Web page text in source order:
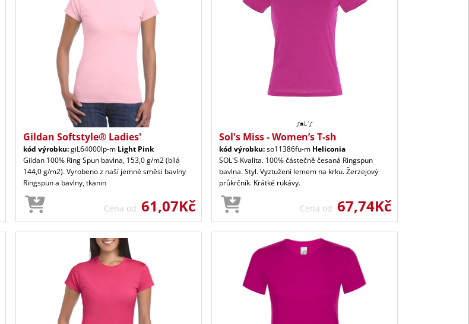
Gildan Softstyle® Ladies'
kód výrobku:giL64000lp-m Light Pink
Gildan 100% Ring Spun bavlna, 153,0 g/m2 (bílá
144,0 g/m2). Vyrobeno z naší jemné směsi bavlny
Ringspun a bavlny, tkanin
Cena od 61,07Kč
Sol's Miss - Women’s T-sh
kód výrobku:so11386fu-m Heliconia
SOL'S Kvalita. 100% částečně česaná Ringspun
bavlna. Styl. Vyztužení lemem na krku. Žerzejový
průkrčník. Krátké rukávy.
Cena od 67,74Kč